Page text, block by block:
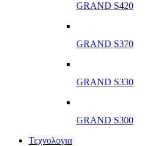
GRAND S420
GRAND S370
GRAND S330
GRAND S300
Τεχνολογια